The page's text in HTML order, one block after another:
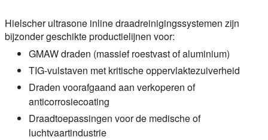
Hielscher ultrasone inline draadreinigingssystemen zijn
bijzonder geschikte productielijnen voor:
GMAW draden (massief roestvast of aluminium)
TIG-vulstaven met kritische oppervlaktezuiverheid
Draden voorafgaand aan verkoperen of
anticorrosiecoating
Draadtoepassingen voor de medische of
luchtvaartindustrie